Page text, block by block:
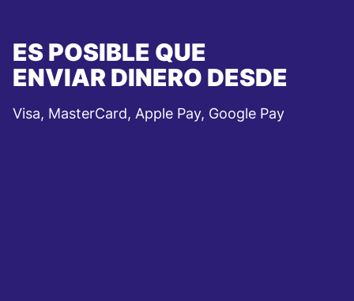
ES POSIBLE QUE
ENVIAR DINERO DESDE
Visa, MasterCard, Apple Pay, Google Pay